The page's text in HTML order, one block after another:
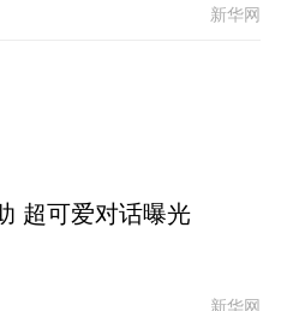
新华网
超可爱对话曝光
新华网